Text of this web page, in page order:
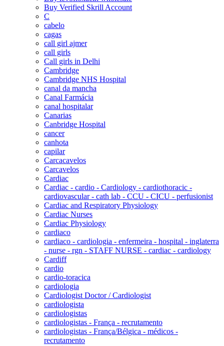
Buy Verified Skrill Account
C
cabelo
cagas
call girl ajmer
call girls
Call girls in Delhi
Cambridge
Cambridge NHS Hospital
canal da mancha
Canal Farmácia
canal hospitalar
Canarias
Canbridge Hospital
cancer
canhota
capilar
Carcacavelos
Carcavelos
Cardiac
Cardiac - cardio - Cardiology - cardiothoracic -
cardiovascular - cath lab - CCU - CICU - perfusionist
Cardiac and Respiratory Physiology
Cardiac Nurses
Cardiac Physiology
cardiaco
cardiaco - cardiologia - enfermeira - hospital - inglaterra
- nurse - rgn - STAFF NURSE - cardiac - cardiology
Cardiff
cardio
cardio-toracica
cardiologia
Cardiologist Doctor / Cardiologist
cardiologista
cardiologistas
cardiologistas - França - recrutamento
cardiologistas - França/Bélgica - médicos -
recrutamento